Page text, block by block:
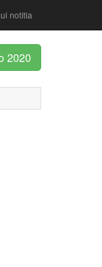
notitia
2020